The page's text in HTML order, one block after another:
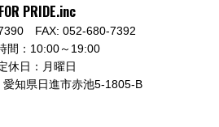
FOR PRIDE.inc
FAX: 052-680-7392
間：10:00～19:00
休日：月曜日
愛知県日進市赤池5-1805-B